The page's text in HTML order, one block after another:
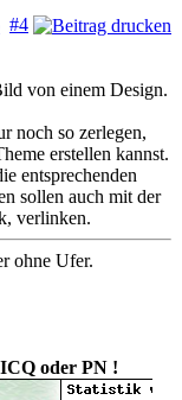
#4
von einem Design.
noch so zerlegen,
erstellen kannst.
entsprechenden
sollen auch mit der
verlinken.
ohne Ufer.
oder PN !